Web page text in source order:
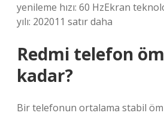
yenileme hızı: 60 HzEkran
yılı: 202011 satır daha
Redmi telefon
kadar?
Bir telefonun ortalama stabil